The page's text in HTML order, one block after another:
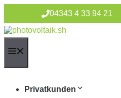
springen
04343 4 33 94 21
Privatkunden